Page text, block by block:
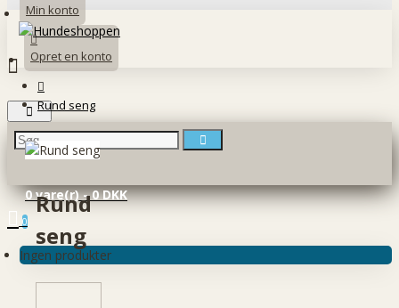
Min konto
Opret en konto
0 vare(r) - 0 DKK
0
Ingen produkter
Rund seng
Rund
seng